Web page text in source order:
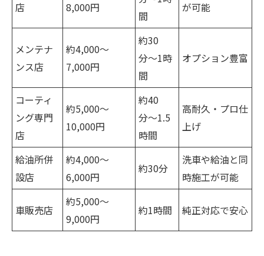
店
8,000円
間
が可能
メンテナ
ンス店
約4,000〜
7,000円
約30
分〜1時
間
オプション豊富
コーティ
ング専門
店
約5,000〜
10,000円
約40
分〜1.5
時間
高耐久・プロ仕
上げ
給油所併
設店
約4,000〜
6,000円
約30分
洗車や給油と同
時施工が可能
車販売店
約5,000〜
9,000円
約1時間 純正対応で安心